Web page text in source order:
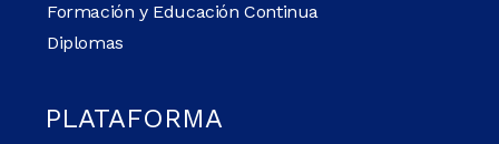
Formación y Educación Continua
Diplomas
PLATAFORMA